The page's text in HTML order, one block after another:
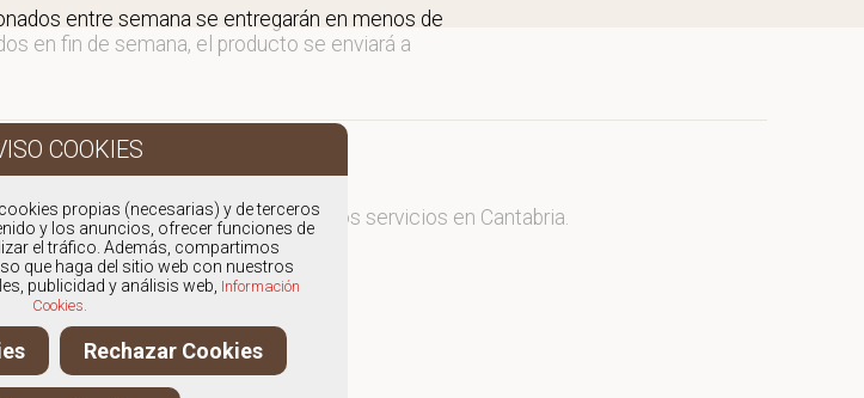
entre semana se entregarán en menos de
en fin de semana, el producto se enviará a
de mujer, y ofrecemos nuestros servicios en Cantabria.
a los teléfonos:
propias (necesarias) y de terceros
y los anuncios, ofrecer funciones de
el tráfico. Además, compartimos
que haga del sitio web con nuestros
publicidad y análisis web, Información
Cookies.
Rechazar Cookies